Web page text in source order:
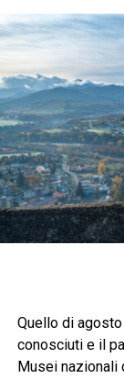
Quello di
conosciuti e il
Musei nazionali